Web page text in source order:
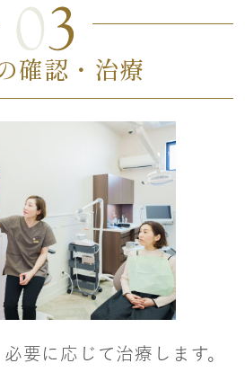
確認・治療
要に応じて治療します。